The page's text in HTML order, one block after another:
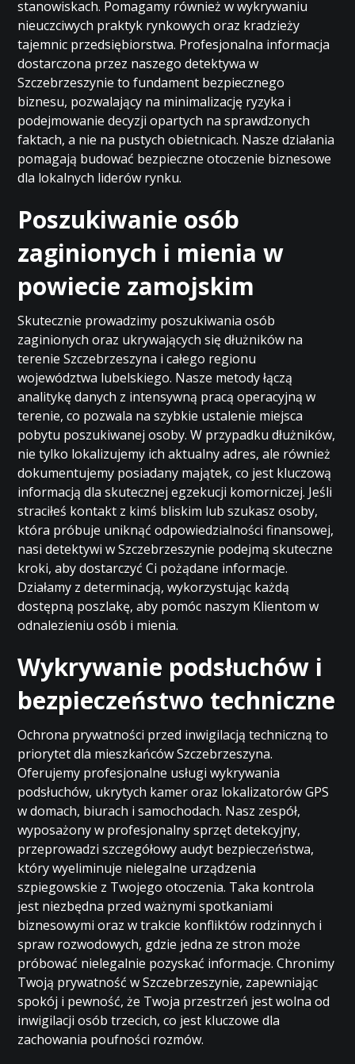
stanowiskach. Pomagamy również w wykrywaniu
nieuczciwych praktyk rynkowych oraz kradzieży
tajemnic przedsiębiorstwa. Profesjonalna informacja
dostarczona przez naszego detektywa w
Szczebrzeszynie to fundament bezpiecznego
biznesu, pozwalający na minimalizację ryzyka i
podejmowanie decyzji opartych na sprawdzonych
faktach, a nie na pustych obietnicach. Nasze działania
pomagają budować bezpieczne otoczenie biznesowe
dla lokalnych liderów rynku.
Poszukiwanie osób
zaginionych i mienia w
powiecie zamojskim
Skutecznie prowadzimy poszukiwania osób
zaginionych oraz ukrywających się dłużników na
terenie Szczebrzeszyna i całego regionu
województwa lubelskiego. Nasze metody łączą
analitykę danych z intensywną pracą operacyjną w
terenie, co pozwala na szybkie ustalenie miejsca
pobytu poszukiwanej osoby. W przypadku dłużników,
nie tylko lokalizujemy ich aktualny adres, ale również
dokumentujemy posiadany majątek, co jest kluczową
informacją dla skutecznej egzekucji komorniczej. Jeśli
straciłeś kontakt z kimś bliskim lub szukasz osoby,
która próbuje uniknąć odpowiedzialności finansowej,
nasi detektywi w Szczebrzeszynie podejmą skuteczne
kroki, aby dostarczyć Ci pożądane informacje.
Działamy z determinacją, wykorzystując każdą
dostępną poszlakę, aby pomóc naszym Klientom w
odnalezieniu osób i mienia.
Wykrywanie podsłuchów i
bezpieczeństwo techniczne
Ochrona prywatności przed inwigilacją techniczną to
priorytet dla mieszkańców Szczebrzeszyna.
Oferujemy profesjonalne usługi wykrywania
podsłuchów, ukrytych kamer oraz lokalizatorów GPS
w domach, biurach i samochodach. Nasz zespół,
wyposażony w profesjonalny sprzęt detekcyjny,
przeprowadzi szczegółowy audyt bezpieczeństwa,
który wyeliminuje nielegalne urządzenia
szpiegowskie z Twojego otoczenia. Taka kontrola
jest niezbędna przed ważnymi spotkaniami
biznesowymi oraz w trakcie konfliktów rodzinnych i
spraw rozwodowych, gdzie jedna ze stron może
próbować nielegalnie pozyskać informacje. Chronimy
Twoją prywatność w Szczebrzeszynie, zapewniając
spokój i pewność, że Twoja przestrzeń jest wolna od
inwigilacji osób trzecich, co jest kluczowe dla
zachowania poufności rozmów.